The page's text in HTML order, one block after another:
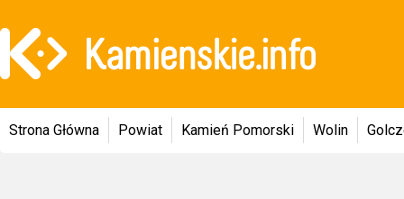
Strona Główna Powiat Kamień Pomorski Wolin